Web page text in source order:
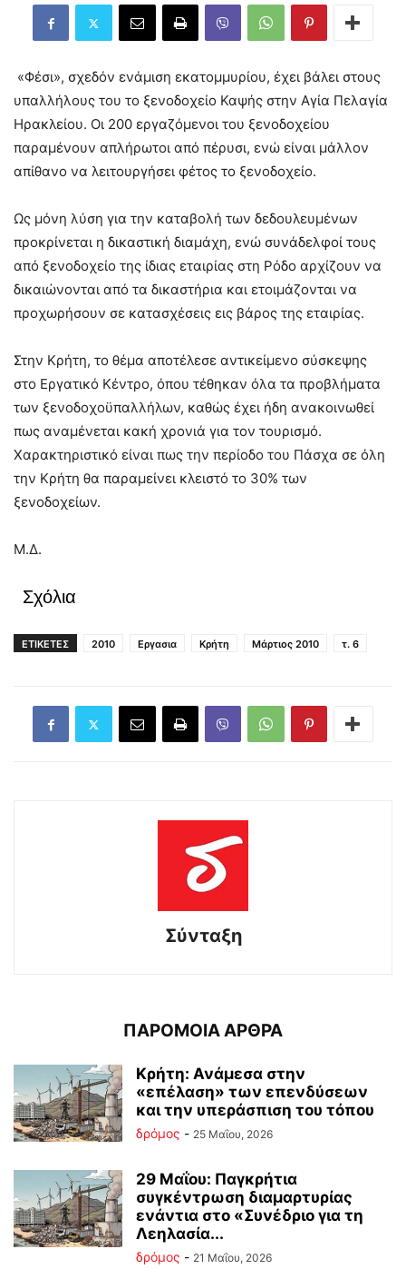
«Φέσι», σχεδόν ενάμιση εκατομμυρίου, έχει βάλει στους
υπαλλήλους του το ξενοδοχείο Καψής στην Αγία Πελαγία
Ηρακλείου. Οι 200 εργαζόμενοι του ξενοδοχείου
παραμένουν απλήρωτοι από πέρυσι, ενώ είναι μάλλον
απίθανο να λειτουργήσει φέτος το ξενοδοχείο.
Ως μόνη λύση για την καταβολή των δεδουλευμένων
προκρίνεται η δικαστική διαμάχη, ενώ συνάδελφοί τους
από ξενοδοχείο της ίδιας εταιρίας στη Ρόδο αρχίζουν να
δικαιώνονται από τα δικαστήρια και ετοιμάζονται να
προχωρήσουν σε κατασχέσεις εις βάρος της εταιρίας.
Στην Κρήτη, το θέμα αποτέλεσε αντικείμενο σύσκεψης
στο Εργατικό Κέντρο, όπου τέθηκαν όλα τα προβλήματα
των ξενοδοχοϋπαλλήλων, καθώς έχει ήδη ανακοινωθεί
πως αναμένεται κακή χρονιά για τον τουρισμό.
Χαρακτηριστικό είναι πως την περίοδο του Πάσχα σε όλη
την Κρήτη θα παραμείνει κλειστό το 30% των
ξενοδοχείων.
Μ.Δ.
Σχόλια
ΕΤΙΚΕΤΕΣ 2010 Εργασια Κρήτη Μάρτιος 2010 τ. 6
Σύνταξη
ΠΑΡΟΜΟΙΑ ΑΡΘΡΑ
Κρήτη: Ανάμεσα στην
«επέλαση» των επενδύσεων
και την υπεράσπιση του τόπου
δρόμος - 25 Μαΐου, 2026
29 Μαΐου: Παγκρήτια
συγκέντρωση διαμαρτυρίας
ενάντια στο «Συνέδριο για τη
Λεηλασία...
δρόμος - 21 Μαΐου, 2026